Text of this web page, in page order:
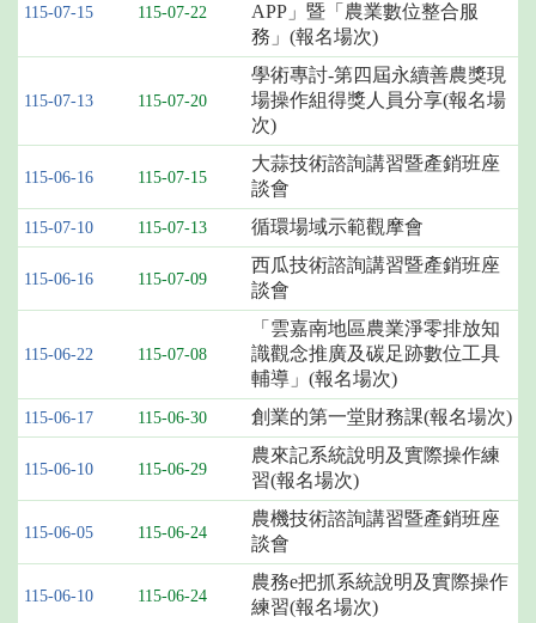
115-07-15 115-07-22
APP」暨「農業數位整合服
務」(報名場次)
115-07-13 115-07-20
學術專討-第四屆永續善農獎現
場操作組得獎人員分享(報名場
次)
115-06-16 115-07-15
大蒜技術諮詢講習暨產銷班座
談會
115-07-10 115-07-13 循環場域示範觀摩會
115-06-16 115-07-09
西瓜技術諮詢講習暨產銷班座
談會
115-06-22 115-07-08
「雲嘉南地區農業淨零排放知
識觀念推廣及碳足跡數位工具
輔導」(報名場次)
115-06-17 115-06-30 創業的第一堂財務課(報名場次)
115-06-10 115-06-29
農來記系統說明及實際操作練
習(報名場次)
115-06-05 115-06-24
農機技術諮詢講習暨產銷班座
談會
115-06-10 115-06-24
農務e把抓系統說明及實際操作
練習(報名場次)